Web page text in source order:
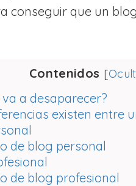
conseguir que un
Contenidos [
va a desaparecer?
existen entre
de blog personal
de blog profesional